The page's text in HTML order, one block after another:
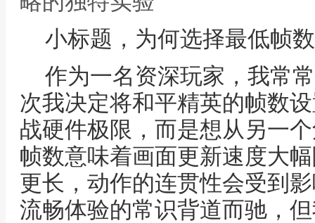
小标题，为何选择最低帧数
作为一名资深玩家，我常
次我决定将和平精英的帧数
战硬件极限，而是想从另一
帧数意味着画面更新速度大
更长，动作的连贯性会受到
流畅体验的常识背道而驰，